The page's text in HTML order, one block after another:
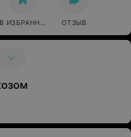
В ИЗБРАННОЕ ОТЗЫВ